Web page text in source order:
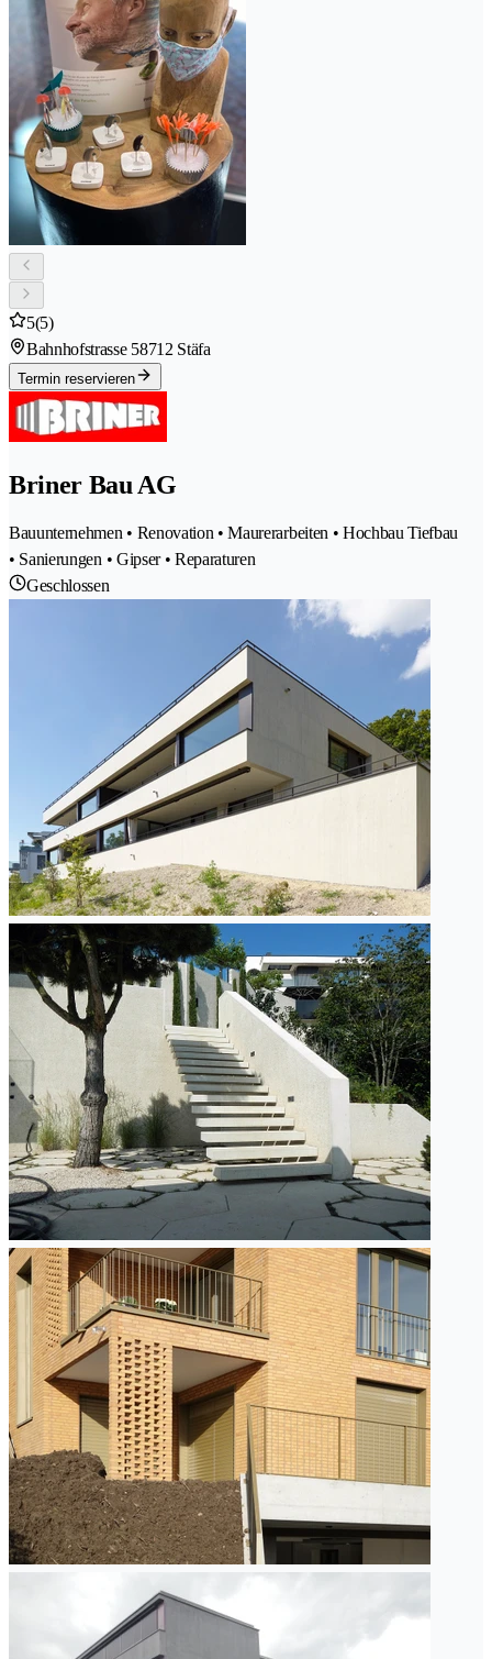
5(5)
Bahnhofstrasse 58712 Stäfa
Termin reservieren
Briner Bau AG
Bauunternehmen • Renovation • Maurerarbeiten • Hochbau Tiefbau
• Sanierungen • Gipser • Reparaturen
Geschlossen